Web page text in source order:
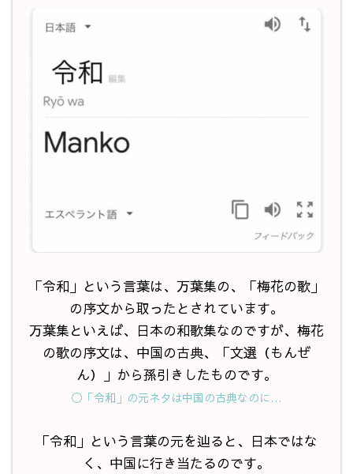
「令和」という言葉は、万葉集の、「梅花の歌」
の序文から取ったとされています。
万葉集といえば、日本の和歌集なのですが、梅花
の歌の序文は、中国の古典、「文選（もんぜ
ん）」から孫引きしたものです。
◯「令和」の元ネタは中国の古典なのに…
「令和」という言葉の元を辿ると、日本ではな
く、中国に行き当たるのです。